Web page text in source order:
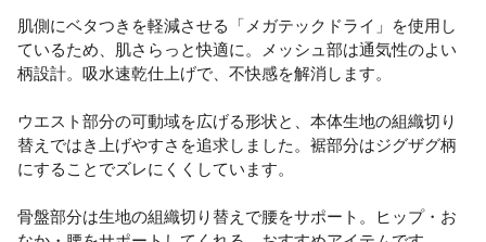
肌側にベタつきを軽減させる「メガテックドライ」を使用し
ているため、肌さらっと快適に。メッシュ部は通気性のよい
柄設計。吸水速乾仕上げで、不快感を解消します。
ウエスト部分の可動域を広げる形状と、本体生地の組織切り
替えではき上げやすさを追求しました。裾部分はジグザグ柄
にすることでズレにくくしています。
骨盤部分は生地の組織切り替えで腰をサポート。ヒップ・お